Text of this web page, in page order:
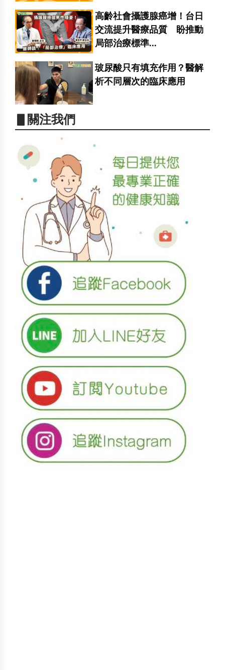
高齡社會攝護腺癌增！台日
交流提升醫療品質 盼推動
局部治療標準...
玻尿酸只有填充作用？醫解
析不同層次的臨床應用
▋關注我們